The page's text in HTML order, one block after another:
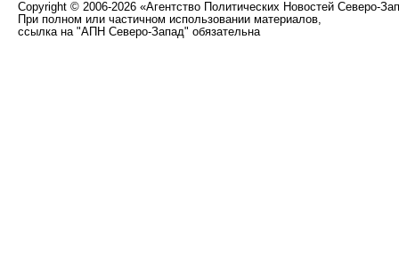
Copyright © 2006-2026 «Агентство Политических Новостей Северо-
При полном или частичном использовании материалов,
ссылка на "АПН Северо-Запад" обязательна